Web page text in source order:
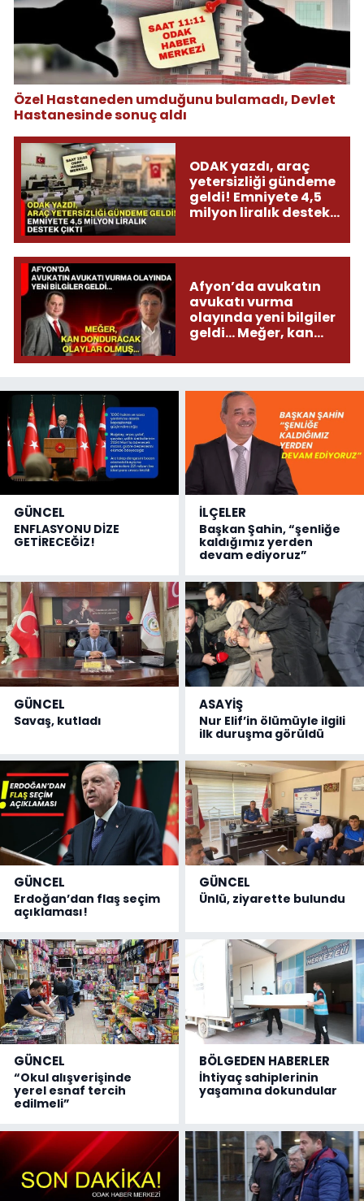
Özel Hastaneden umduğunu bulamadı, Devlet
Hastanesinde sonuç aldı
ODAK yazdı, araç
yetersizliği gündeme
geldi! Emniyete 4,5
milyon liralık destek
Afyon’da avukatın
avukatı vurma
olayında yeni bilgiler
geldi... Meğer, kan
olmuş...
GÜNCEL
ENFLASYONU DİZE
GETİRECEĞİZ!
İLÇELER
Başkan Şahin, “şenliğe
kaldığımız yerden
devam ediyoruz”
GÜNCEL
Savaş, kutladı
ASAYİŞ
Nur Elif’in ölümüyle ilgili
ilk duruşma görüldü
GÜNCEL
Erdoğan’dan flaş seçim
açıklaması!
GÜNCEL
Ünlü, ziyarette bulundu
GÜNCEL
“Okul alışverişinde
yerel esnaf tercih
edilmeli”
BÖLGEDEN HABERLER
İhtiyaç sahiplerinin
yaşamına dokundular